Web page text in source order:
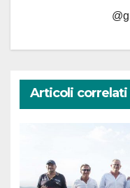
Articoli correlati